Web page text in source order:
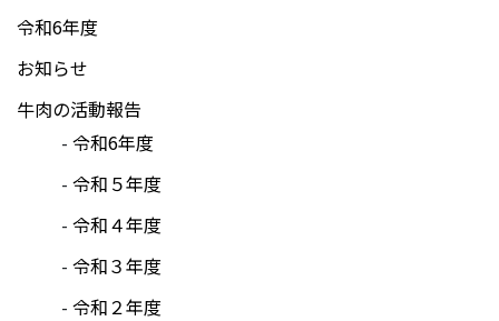
令和6年度
お知らせ
牛肉の活動報告
令和6年度
令和５年度
令和４年度
令和３年度
令和２年度